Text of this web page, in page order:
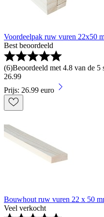
Voordeelpak ruw vuren 22x50
Best beoordeeld
(6)Beoordeeld met 4.8 van de 5
26.99
Prijs: 26.99 euro
Bouwhout ruw vuren 22 x 50
Veel verkocht